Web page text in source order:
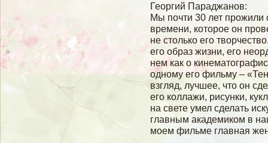
Георгий Параджанов:
Мы почти 30 лет прожили
времени, которое он
не столько его
его образ жизни, его
нем как о
одному его фильму –
взгляд, лучшее, что он
его коллажи, рисунки,
на свете умел сделать
главным академиком в
моем фильме главная